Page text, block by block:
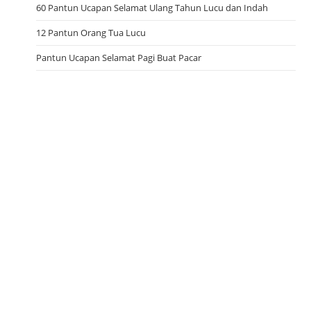
60 Pantun Ucapan Selamat Ulang Tahun Lucu dan Indah
12 Pantun Orang Tua Lucu
Pantun Ucapan Selamat Pagi Buat Pacar